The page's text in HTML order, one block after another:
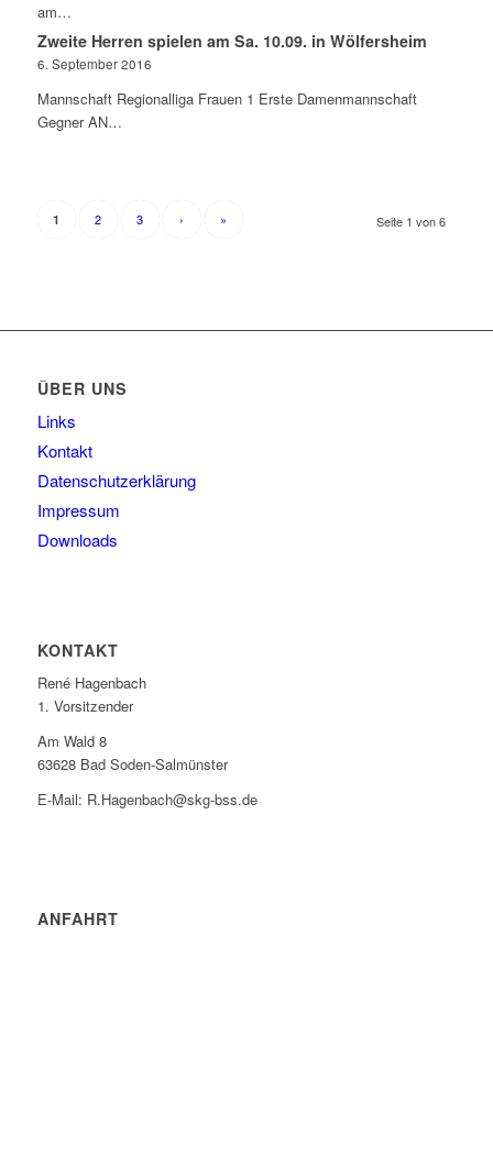
am…
Zweite Herren spielen am Sa. 10.09. in Wölfersheim
6. September 2016
Mannschaft Regionalliga Frauen 1 Erste Damenmannschaft
Gegner AN…
Seite 1 von 6
1 2 3 › »
ÜBER UNS
Links
Kontakt
Datenschutzerklärung
Impressum
Downloads
KONTAKT
René Hagenbach
1. Vorsitzender
Am Wald 8
63628 Bad Soden-Salmünster
E-Mail: R.Hagenbach@skg-bss.de
ANFAHRT